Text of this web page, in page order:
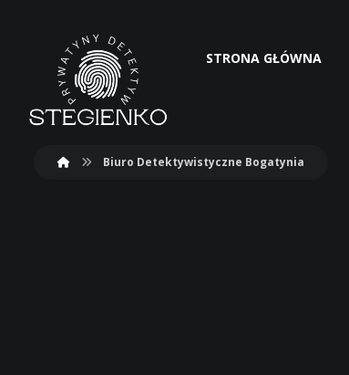
STRONA GŁÓWNA
Biuro Detektywistyczne Bogatynia